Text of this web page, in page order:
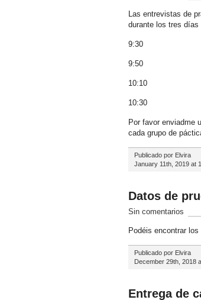
Las entrevistas de
durante los tres días
9:30
9:50
10:10
10:30
Por favor enviadme
cada grupo de
Publicado por Elvira
January 11th, 2019 at
Datos de
Sin comentarios
Podéis encontrar
Publicado por Elvira
December 29th, 2018
Entrega de